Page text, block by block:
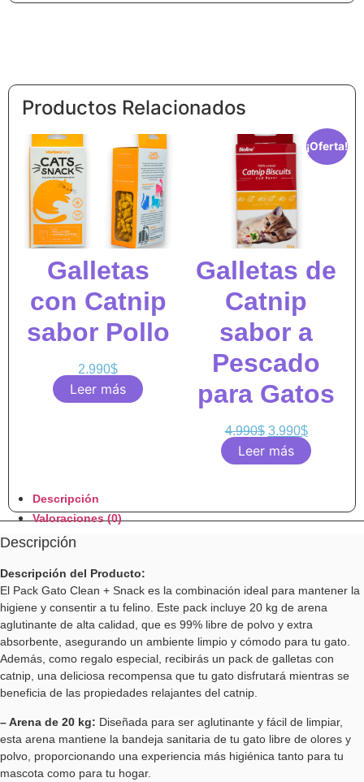
Productos Relacionados
Galletas
con Catnip
sabor Pollo
2.990$
Leer más
¡Oferta!
Galletas de
Catnip
sabor a
Pescado
para Gatos
4.990$ 3.990$
Leer más
Descripción
Valoraciones (0)
Descripción
Descripción del Producto:
El Pack Gato Clean + Snack es la combinación ideal para mantener la
higiene y consentir a tu felino. Este pack incluye 20 kg de arena
aglutinante de alta calidad, que es 99% libre de polvo y extra
absorbente, asegurando un ambiente limpio y cómodo para tu gato.
Además, como regalo especial, recibirás un pack de galletas con
catnip, una deliciosa recompensa que tu gato disfrutará mientras se
beneficia de las propiedades relajantes del catnip.
– Arena de 20 kg: Diseñada para ser aglutinante y fácil de limpiar,
esta arena mantiene la bandeja sanitaria de tu gato libre de olores y
polvo, proporcionando una experiencia más higiénica tanto para tu
mascota como para tu hogar.